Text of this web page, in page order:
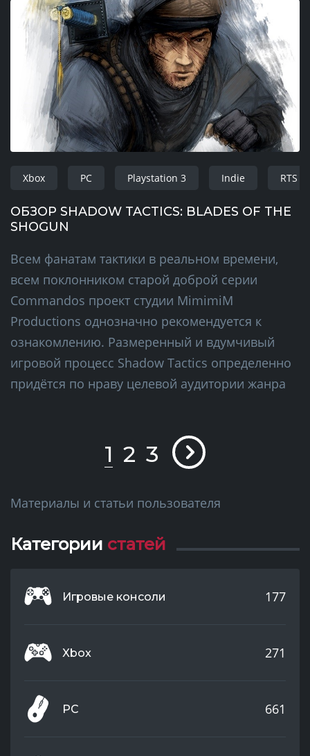
Xbox PC Playstation 3 Indie RTS
ОБЗОР SHADOW TACTICS: BLADES OF THE
SHOGUN
Всем фанатам тактики в реальном времени,
всем поклонником старой доброй серии
Commandos проект студии MimimiM
Productions однозначно рекомендуется к
ознакомлению. Размеренный и вдумчивый
игровой процесс Shadow Tactics определенно
придётся по нраву целевой аудитории жанра
1 2 3
Материалы и статьи пользователя
Категории статей
Игровые консоли 177
Xbox 271
PC 661